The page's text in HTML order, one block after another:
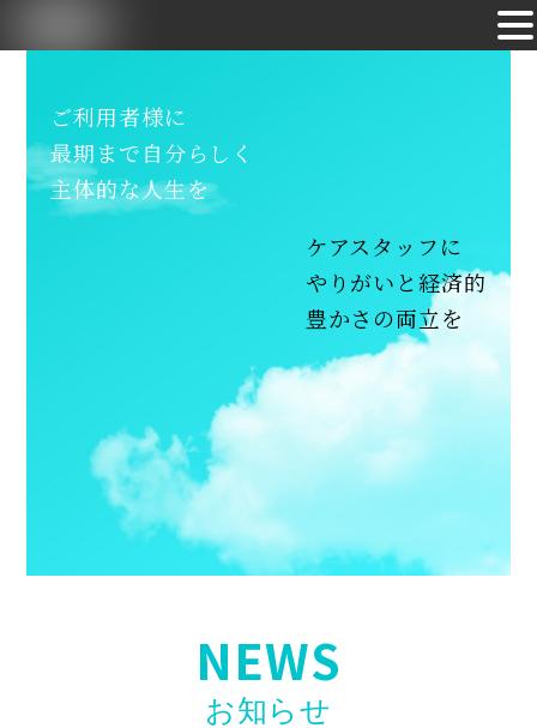
content
ご利用者様に
最期まで自分らしく
主体的な人生を
ケアスタッフに
やりがいと経済的
豊かさの両立を
NEWS
お知らせ